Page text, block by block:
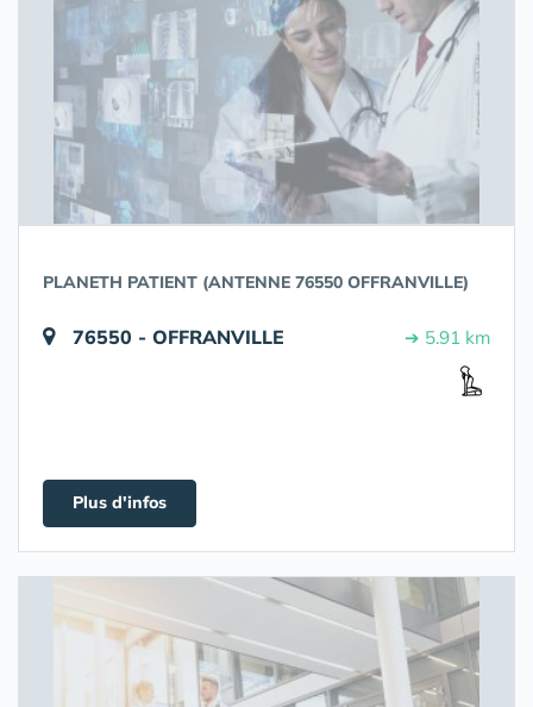
PLANETH PATIENT (ANTENNE 76550 OFFRANVILLE)
76550 - OFFRANVILLE ➔ 5.91 km
Plus d'infos